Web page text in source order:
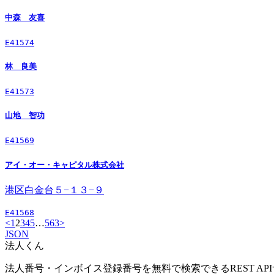
中森 友喜
E41574
林 良美
E41573
山地 智功
E41569
アイ・オー・キャピタル株式会社
港区白金台５−１３−９
E41568
<1 2345…563>
JSON
法人くん
法人番号・インボイス登録番号を無料で検索できるREST API